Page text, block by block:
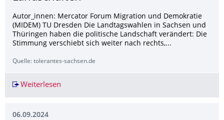
Autor_innen: Mercator Forum Migration und Demokratie
(MIDEM) TU Dresden Die Landtagswahlen in Sachsen und
Thüringen haben die politische Landschaft verändert: Die
Stimmung verschiebt sich weiter nach rechts,...
Quelle: tolerantes-sachsen.de
Weiterlesen
06.09.2024